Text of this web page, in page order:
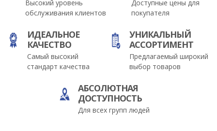
Высокий уровень
обслуживания клиентов
Доступные цены для
покупателя
ИДЕАЛЬНОЕ
КАЧЕСТВО
Самый высокий
стандарт качества
УНИКАЛЬНЫЙ
АССОРТИМЕНТ
Предлагаемый широкий
выбор товаров
АБСОЛЮТНАЯ
ДОСТУПНОСТЬ
Для всех групп людей